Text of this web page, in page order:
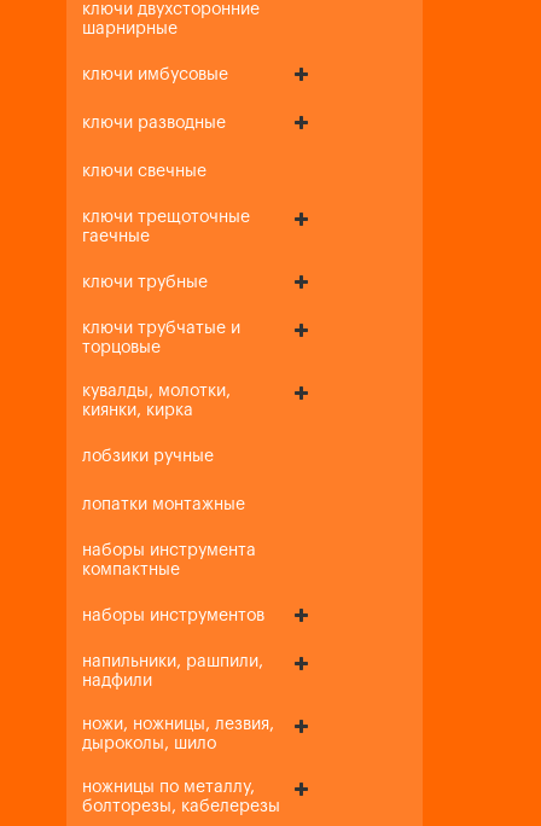
ключи двухсторонние
шарнирные
ключи имбусовые
ключи разводные
ключи свечные
ключи трещоточные
гаечные
ключи трубные
ключи трубчатые и
торцовые
кувалды, молотки,
киянки, кирка
лобзики ручные
лопатки монтажные
наборы инструмента
компактные
наборы инструментов
напильники, рашпили,
надфили
ножи, ножницы, лезвия,
дыроколы, шило
ножницы по металлу,
болторезы, кабелерезы